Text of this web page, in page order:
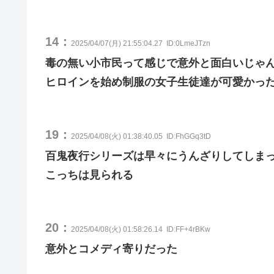
14： 2025/04/07(月) 21:55:04.27 ID:0LmeJTzn
毒の無い小市民って感じで意外と面白いじゃ
ヒロインを始め制服の女子生徒達が可愛かっ
19： 2025/04/08(火) 01:38:40.05 ID:FhGGq3tD
百鬼夜行シリーズは早々にうんざりしてしま
こっちは見られる
20： 2025/04/08(火) 01:58:26.14 ID:FF+4rBKw
意外とコメディ寄りだった